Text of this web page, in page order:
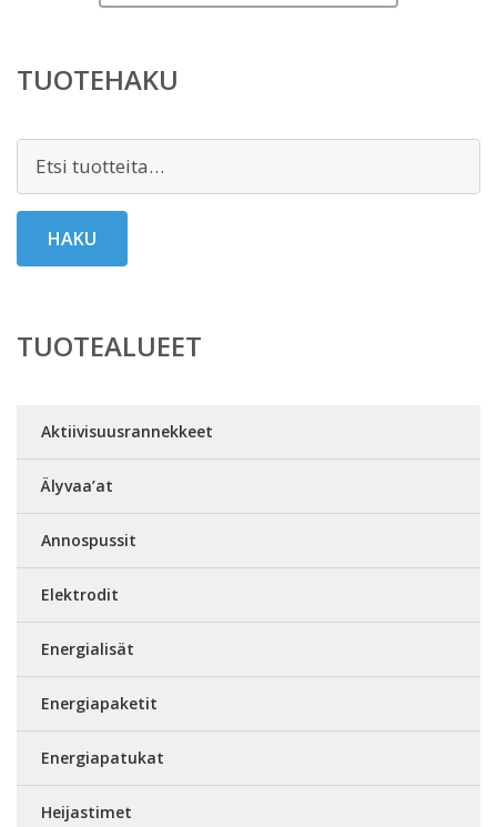
TUOTEHAKU
Etsi:
HAKU
TUOTEALUEET
Aktiivisuusrannekkeet
Älyvaa’at
Annospussit
Elektrodit
Energialisät
Energiapaketit
Energiapatukat
Heijastimet